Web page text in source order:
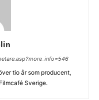
tio år som producent,
Sverige.